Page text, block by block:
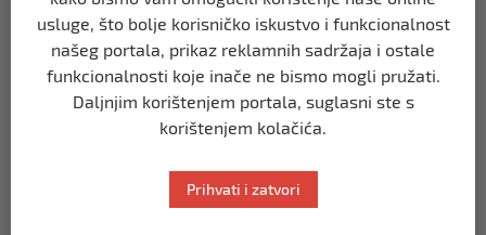
Zapadu
prije 11 mjeseci
SVIJET
Papa Lav XIV izjavio da je situacija vrlo
prije 11 mjeseci
usluge, što bolje korisničko iskustvo i funkcionalnost
našeg portala, prikaz reklamnih sadržaja i ostale
funkcionalnosti koje inače ne bismo mogli pružati.
Daljnjim korištenjem portala, suglasni ste s
korištenjem kolačića.
Prihvati i zatvori